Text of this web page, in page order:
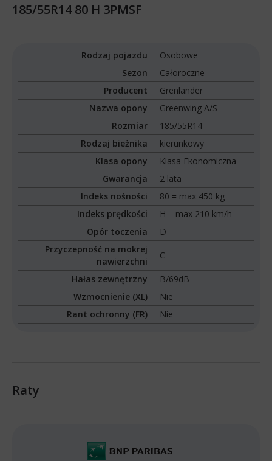
185/55R14 80 H 3PMSF
Rodzaj pojazdu
Osobowe
Sezon
Całoroczne
Producent
Grenlander
Nazwa opony
Greenwing A/S
Rozmiar
185/55R14
Rodzaj bieżnika
kierunkowy
Klasa opony
Klasa Ekonomiczna
Gwarancja
2 lata
Indeks nośności
80 = max 450 kg
Indeks prędkości
H = max 210 km/h
Opór toczenia
D
Przyczepność na mokrej
nawierzchni
C
Hałas zewnętrzny
B/69dB
Wzmocnienie (XL)
Nie
Rant ochronny (FR)
Nie
Raty